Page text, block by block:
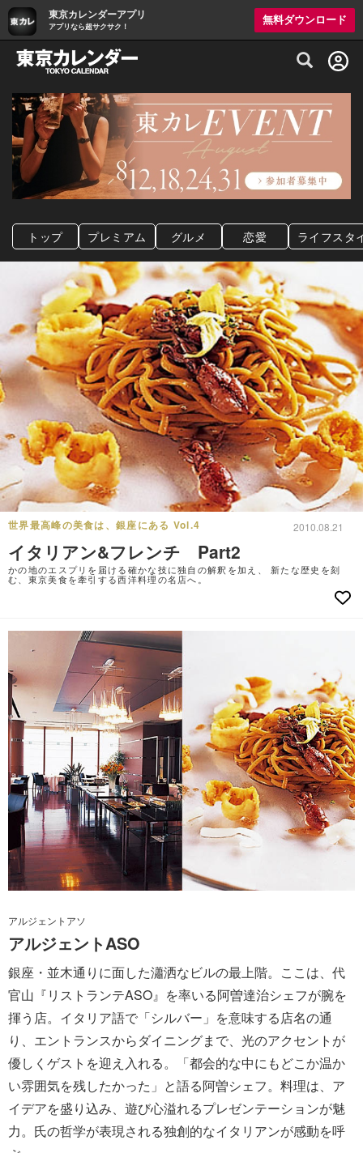
東京カレンダーアプリ
アプリなら超サクサク！
無料ダウンロード
グルメ情報・プレミアムレストラン予約
トップ プレミアム グルメ 恋愛 ライフスタ
世界最高峰の美食は、銀座にある Vol.4 2010.08.21
イタリアン&フレンチ Part2
かの地のエスプリを届ける確かな技に独自の解釈を加え、 新たな歴史を刻
む、東京美食を牽引する西洋料理の名店へ。
アルジェントアソ
アルジェントASO
銀座・並木通りに面した瀟洒なビルの最上階。ここは、代
官山『リストランテASO』を率いる阿曽達治シェフが腕を
揮う店。イタリア語で「シルバー」を意味する店名の通
り、エントランスからダイニングまで、光のアクセントが
優しくゲストを迎え入れる。「都会的な中にもどこか温か
い雰囲気を残したかった」と語る阿曽シェフ。料理は、ア
イデアを盛り込み、遊び心溢れるプレゼンテーションが魅
力。氏の哲学が表現される独創的なイタリアンが感動を呼